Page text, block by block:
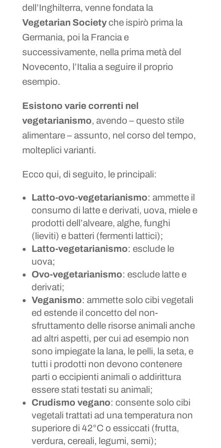
dell’Inghilterra, venne fondata la
Vegetarian Societyche ispirò prima la
Germania, poi la Francia e
successivamente, nella prima metà del
Novecento, l’Italia a seguire il proprio
esempio.
Esistono varie correnti nel
vegetarianismo, avendo – questo stile
alimentare – assunto, nel corso del tempo,
molteplici varianti.
Ecco qui, di seguito, le principali:
Latto-ovo-vegetarianismo: ammette il
consumo di latte e derivati, uova, miele e
prodotti dell’alveare, alghe, funghi
(lieviti) e batteri (fermenti lattici);
Latto-vegetarianismo: esclude le
uova;
Ovo-vegetarianismo: esclude latte e
derivati;
Veganismo: ammette solo cibi vegetali
ed estende il concetto del non-
sfruttamento delle risorse animali anche
ad altri aspetti, per cui ad esempio non
sono impiegate la lana, le pelli, la seta, e
tutti i prodotti non devono contenere
parti o eccipienti animali o addirittura
essere stati testati su animali;
Crudismo vegano: consente solo cibi
vegetali trattati ad una temperatura non
superiore di 42°C o essiccati (frutta,
verdura, cereali, legumi, semi);